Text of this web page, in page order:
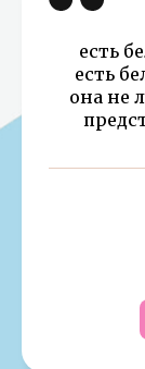
есть
есть
она не